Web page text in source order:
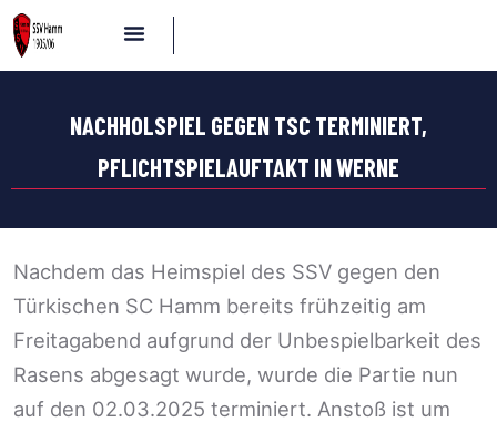
NACHHOLSPIEL GEGEN TSC TERMINIERT,
PFLICHTSPIELAUFTAKT IN WERNE
Nachdem das Heimspiel des SSV gegen den
Türkischen SC Hamm bereits frühzeitig am
Freitagabend aufgrund der Unbespielbarkeit des
Rasens abgesagt wurde, wurde die Partie nun
auf den 02.03.2025 terminiert. Anstoß ist um